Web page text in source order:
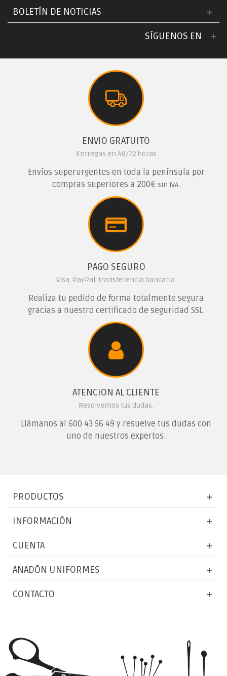
BOLETÍN DE NOTICIAS
SÍGUENOS EN
ENVIO GRATUITO
Entregas en 48/72 horas
Envíos superurgentes en toda la península por
compras superiores a 200€ sin IVA.
PAGO SEGURO
Visa, PayPal, transferencia bancaria.
Realiza tu pedido de forma totalmente segura
gracias a nuestro certificado de seguridad SSL.
ATENCION AL CLIENTE
Resolvemos tus dudas.
Llámanos al 600 43 56 49 y resuelve tus dudas con
uno de nuestros expertos.
PRODUCTOS
INFORMACIÓN
CUENTA
ANADÓN UNIFORMES
CONTACTO